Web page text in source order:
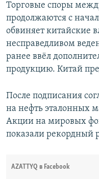
Торговые споры
продолжаются с
обвиняет китайские
несправедливом
ранее ввёл
продукцию. Китай
После подписания
на нефть эталонных
Акции на мировых
показали рекордный
AZATTYQ в Facebook